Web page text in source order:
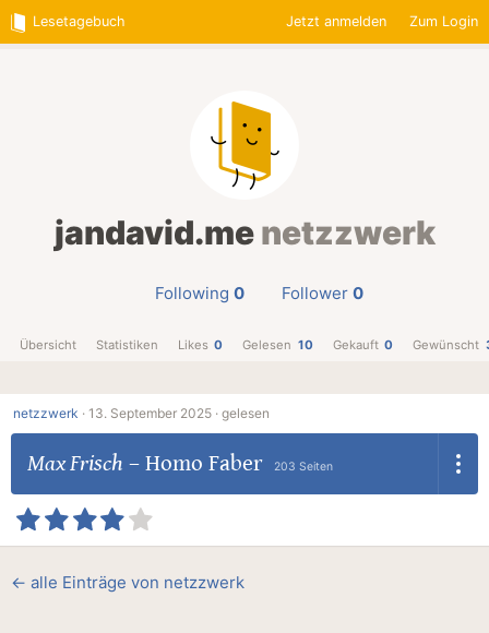
Lesetagebuch Jetzt anmelden Zum Login
jandavid.menetzzwerk
Following 0 Follower 0
Übersicht Statistiken Likes 0 Gelesen 10 Gekauft 0 Gewünscht
netzzwerk · 13. September 2025 · gelesen
Max Frisch – Homo Faber 203 Seiten
← alle Einträge von netzzwerk